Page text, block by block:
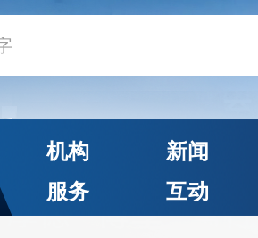
机构
新闻
服务
互动